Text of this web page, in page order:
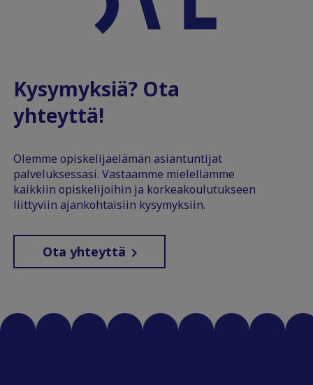
Kysymyksiä? Ota
yhteyttä!
Olemme opiskelijaelämän asiantuntijat
palveluksessasi. Vastaamme mielellämme
kaikkiin opiskelijoihin ja korkeakoulutukseen
liittyviin ajankohtaisiin kysymyksiin.
Ota yhteyttä